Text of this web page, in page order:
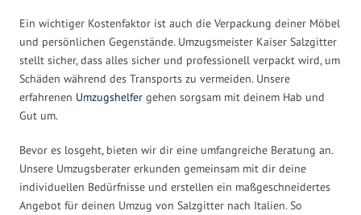
Ein wichtiger Kostenfaktor ist auch die Verpackung deiner Möbel
und persönlichen Gegenstände. Umzugsmeister Kaiser Salzgitter
stellt sicher, dass alles sicher und professionell verpackt wird, um
Schäden während des Transports zu vermeiden. Unsere
erfahrenen Umzugshelfer gehen sorgsam mit deinem Hab und
Gut um.
Bevor es losgeht, bieten wir dir eine umfangreiche Beratung an.
Unsere Umzugsberater erkunden gemeinsam mit dir deine
individuellen Bedürfnisse und erstellen ein maßgeschneidertes
Angebot für deinen Umzug von Salzgitter nach Italien. So